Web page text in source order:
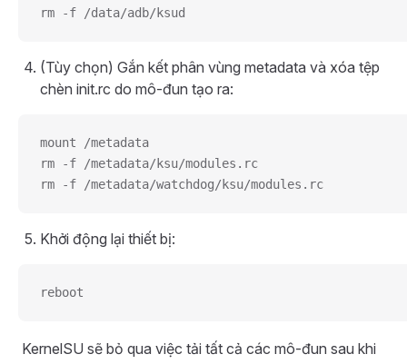
rm -f /data/adb/ksud
(Tùy chọn) Gắn kết phân vùng metadata và xóa tệp
chèn init.rc do mô-đun tạo ra:
mount /metadata
rm -f /metadata/ksu/modules.rc
rm -f /metadata/watchdog/ksu/modules.rc
Khởi động lại thiết bị:
reboot
KernelSU sẽ bỏ qua việc tải tất cả các mô-đun sau khi